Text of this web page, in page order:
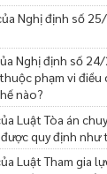
Nghị định số
Nghị định số
phạm vi
nào?
Luật Tòa án
quy định như
Luật Tham gia